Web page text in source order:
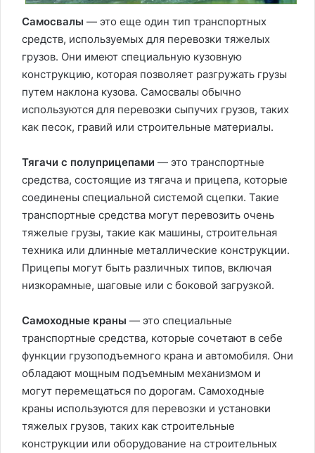
Самосвалы — это еще один тип транспортных
средств, используемых для перевозки тяжелых
грузов. Они имеют специальную кузовную
конструкцию, которая позволяет разгружать грузы
путем наклона кузова. Самосвалы обычно
используются для перевозки сыпучих грузов, таких
как песок, гравий или строительные материалы.
Тягачи с полуприцепами — это транспортные
средства, состоящие из тягача и прицепа, которые
соединены специальной системой сцепки. Такие
транспортные средства могут перевозить очень
тяжелые грузы, такие как машины, строительная
техника или длинные металлические конструкции.
Прицепы могут быть различных типов, включая
низкорамные, шаговые или с боковой загрузкой.
Самоходные краны — это специальные
транспортные средства, которые сочетают в себе
функции грузоподъемного крана и автомобиля. Они
обладают мощным подъемным механизмом и
могут перемещаться по дорогам. Самоходные
краны используются для перевозки и установки
тяжелых грузов, таких как строительные
конструкции или оборудование на строительных